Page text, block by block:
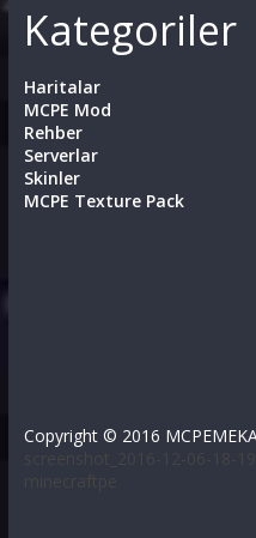
Kategoriler
Haritalar
MCPE Mod
Rehber
Serverlar
Skinler
MCPE Texture Pack
Copyright © 2016